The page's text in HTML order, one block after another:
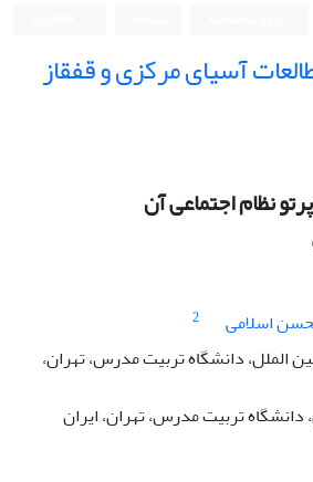
آسیای مرکزی و قفقاز
نظام اجتماعی آن
اسلامی
2
الملل، دانشگاه تربیت مدرس، تهران،
دانشگاه تربیت مدرس، تهران، ایران